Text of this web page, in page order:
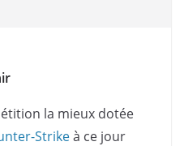
la mieux dotée
Strikeà ce jour